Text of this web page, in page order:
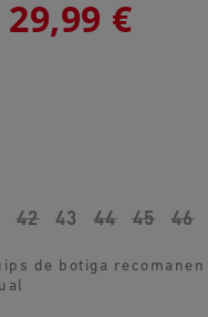
29,99 €
42 43 44 45 46
de botiga